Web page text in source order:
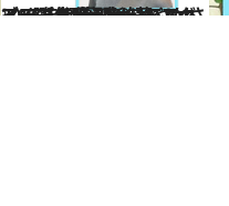
2024.12.27
2025年の幕開けはこのヘアで【大人ショート＆ボブ5選】洒落感＆華やかさアップを叶える旬のスタイルで気分一新
ビューティ＆ヘルス